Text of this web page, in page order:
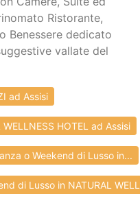
Ristorante,
Benessere dedicato
vallate del
ad Assisi
HOTEL ad Assisi
o Weekend di Lusso in...
di Lusso in NATURAL